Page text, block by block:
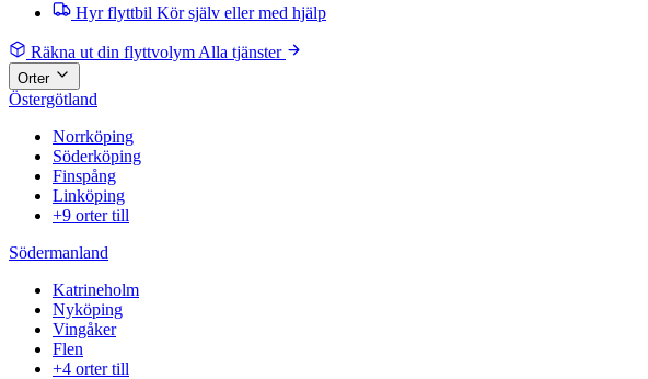
Hyr flyttbil Kör själv eller med hjälp
Räkna ut din flyttvolym Alla tjänster
Orter
Östergötland
Norrköping
Söderköping
Finspång
Linköping
+9 orter till
Södermanland
Katrineholm
Nyköping
Vingåker
Flen
+4 orter till